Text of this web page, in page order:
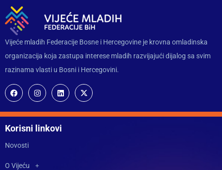
Vijeće mladih Federacije Bosne i Hercegovine je krovna omladinska
organizacija koja zastupa interese mladih razvijajući dijalog sa svim
razinama vlasti u Bosni i Hercegovini.
Korisni linkovi
Novosti
O Vijeću